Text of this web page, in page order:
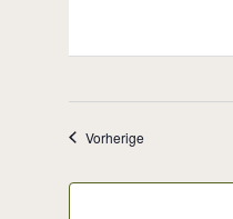
VorherigeVeranstaltungen